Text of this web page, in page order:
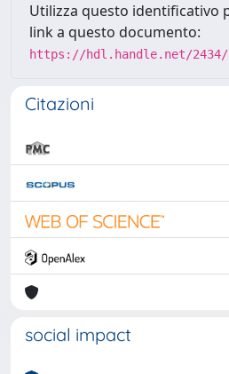
Utilizza questo identificativo
link a questo documento:
https://hdl.handle.net/2434/
Citazioni
social impact